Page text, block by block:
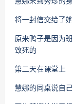
将一封信交给了
原来鸭子是因为
致死的
第二天在课堂上
慧娜的同桌说自